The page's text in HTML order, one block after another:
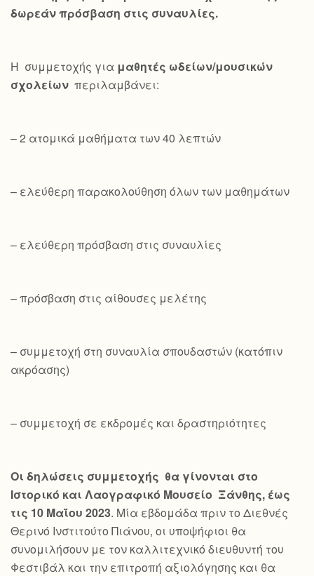
δωρεάν πρόσβαση στις συναυλίες.
Η συμμετοχής για μαθητές ωδείων/μουσικών
σχολείων περιλαμβάνει:
– 2 ατομικά μαθήματα των 40 λεπτών
– ελεύθερη παρακολούθηση όλων των μαθημάτων
– ελεύθερη πρόσβαση στις συναυλίες
– πρόσβαση στις αίθουσες μελέτης
– συμμετοχή στη συναυλία σπουδαστών (κατόπιν
ακρόασης)
– συμμετοχή σε εκδρομές και δραστηριότητες
Οι δηλώσεις συμμετοχής θα γίνονται στο
Ιστορικό και Λαογραφικό Μουσείο Ξάνθης, έως
τις 10 Μαΐου 2023. Μία εβδομάδα πριν το Διεθνές
Θερινό Ινστιτούτο Πιάνου, οι υποψήφιοι θα
συνομιλήσουν με τον καλλιτεχνικό διευθυντή του
Φεστιβάλ και την επιτροπή αξιολόγησης και θα